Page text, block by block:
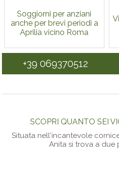
Soggiorni per anziani
anche per brevi periodi a
Aprilia vicino Roma
+39 069370512
SCOPRI QUANTO SEI
Situata nell'incantevole
Anita si trova a due